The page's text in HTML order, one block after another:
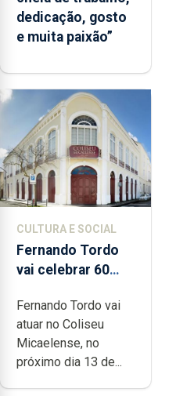
dedicação, gosto
e muita paixão”
CULTURA E SOCIAL
Fernando Tordo
vai celebrar 60
no Coliseu
Micaelense
Fernando Tordo vai
atuar no Coliseu
Micaelense, no
próximo dia 13 de...